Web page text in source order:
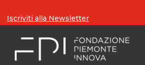
Iscriviti alla Newsletter